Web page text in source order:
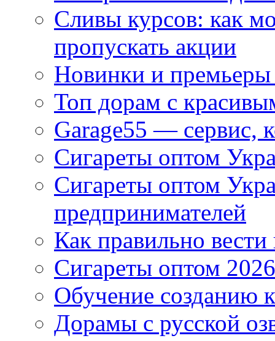
Сливы курсов: как
пропускать акции
Новинки и
Топ дорам с
Garage55 — сервис,
Сигареты оптом
Сигареты оптом
предпринимателей
Как правильно
Сигареты оптом
Обучение созданию
Дорамы с русской